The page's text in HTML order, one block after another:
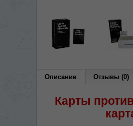
Описание Отзывы (0)
Карты
*Если
Dacă